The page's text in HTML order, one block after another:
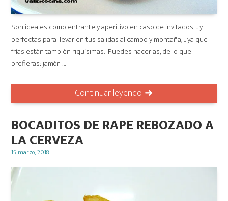
Son ideales como entrante y aperitivo en caso de invitados, .. y
perfectas para llevar en tus salidas al campo y montaña, .. ya que
frías están también riquísimas. Puedes hacerlas, de lo que
prefieras: jamón …
Continuar leyendo
BOCADITOS DE RAPE REBOZADO A
LA CERVEZA
Posted
15 marzo, 2018